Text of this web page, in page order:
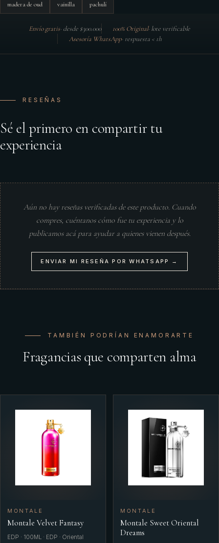
madera de oud vainilla pachulí
Envío gratis· desde $300.000 100% Original· lote verificable
Asesoría WhatsApp· respuesta < 1h
RESEÑAS
Sé el primero en compartir tu
experiencia
Aún no hay reseñas verificadas de este producto. Cuando
compres, cuéntanos cómo fue tu experiencia y lo
publicamos acá para ayudar a quienes vienen después.
ENVIAR MI RESEÑA POR WHATSAPP →
TAMBIÉN PODRÍAN ENAMORARTE
Fragancias que comparten alma
MONTALE
Montale Velvet Fantasy
EDP · 100ML · EDP · Oriental
MONTALE
Montale Sweet Oriental
Dreams